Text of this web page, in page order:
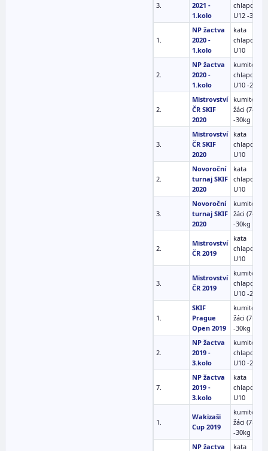
3.
2021 -
1.kolo
chlapci
U12 -35 kg
1.
NP žactva
2020 -
1.kolo
kata
chlapci
U10
2.
NP žactva
2020 -
1.kolo
kumite
chlapci
U10 -27 kg
2.
Mistrovství
ČR SKIF
2020
kumite ml.
žáci (7-9)
-30kg
3.
Mistrovství
ČR SKIF
2020
kata
chlapci
U10
2.
Novoroční
turnaj SKIF
2020
kata
chlapci
U10
3.
Novoroční
turnaj SKIF
2020
kumite ml.
žáci (7-9)
-30kg
2.
Mistrovství
ČR 2019
kata
chlapci
U10
3.
Mistrovství
ČR 2019
kumite
chlapci
U10 -27 kg
1.
SKIF
Prague
Open 2019
kumite ml.
žáci (7-9)
-30kg
2.
NP žactva
2019 -
3.kolo
kumite
chlapci
U10 -27 kg
7.
NP žactva
2019 -
3.kolo
kata
chlapci
U10
1.
Wakizaši
Cup 2019
kumite ml.
žáci (7-9)
-30kg
NP žactva
kata